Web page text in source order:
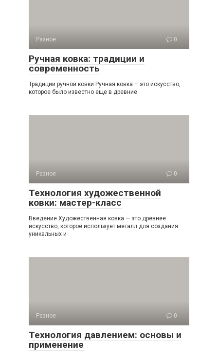
Разное 0
Ручная ковка: традиции и
современность
Традиции ручной ковки Ручная ковка – это искусство,
которое было известно еще в древние
Разное 0
Технология художественной
ковки: мастер-класс
Введение Художественная ковка — это древнее
искусство, которое использует металл для создания
уникальных и
Разное 0
Технология давлением: основы и
применение